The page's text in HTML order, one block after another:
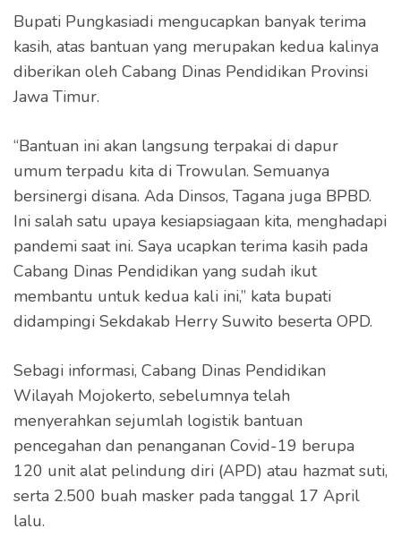
Bupati Pungkasiadi mengucapkan banyak terima
kasih, atas bantuan yang merupakan kedua kalinya
diberikan oleh Cabang Dinas Pendidikan Provinsi
Jawa Timur.
“Bantuan ini akan langsung terpakai di dapur
umum terpadu kita di Trowulan. Semuanya
bersinergi disana. Ada Dinsos, Tagana juga BPBD.
Ini salah satu upaya kesiapsiagaan kita, menghadapi
pandemi saat ini. Saya ucapkan terima kasih pada
Cabang Dinas Pendidikan yang sudah ikut
membantu untuk kedua kali ini,” kata bupati
didampingi Sekdakab Herry Suwito beserta OPD.
Sebagi informasi, Cabang Dinas Pendidikan
Wilayah Mojokerto, sebelumnya telah
menyerahkan sejumlah logistik bantuan
pencegahan dan penanganan Covid-19 berupa
120 unit alat pelindung diri (APD) atau hazmat suti,
serta 2.500 buah masker pada tanggal 17 April
lalu.